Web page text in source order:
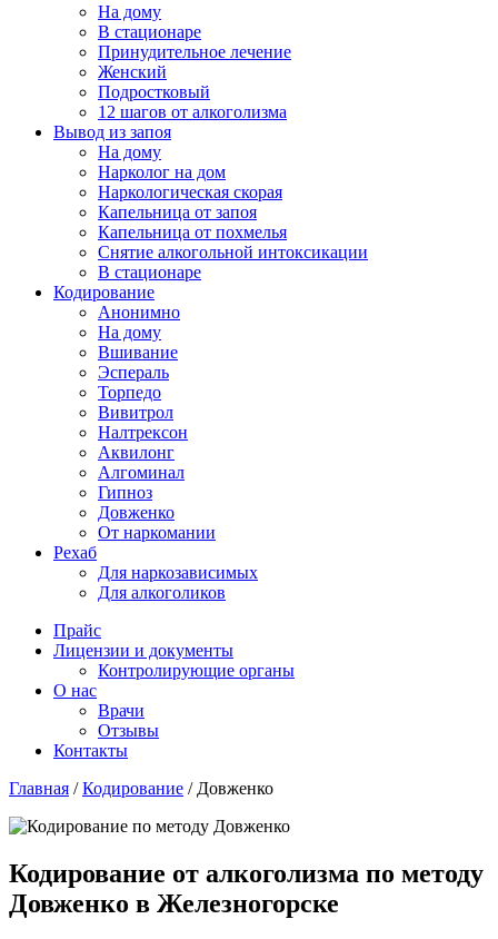
На дому
В стационаре
Принудительное лечение
Женский
Подростковый
12 шагов от алкоголизма
Вывод из запоя
На дому
Нарколог на дом
Наркологическая скорая
Капельница от запоя
Капельница от похмелья
Снятие алкогольной интоксикации
В стационаре
Кодирование
Анонимно
На дому
Вшивание
Эспераль
Торпедо
Вивитрол
Налтрексон
Аквилонг
Алгоминал
Гипноз
Довженко
От наркомании
Рехаб
Для наркозависимых
Для алкоголиков
Прайс
Лицензии и документы
Контролирующие органы
О нас
Врачи
Отзывы
Контакты
Главная /Кодирование / Довженко
Кодирование от алкоголизма по методу
Довженко в Железногорске